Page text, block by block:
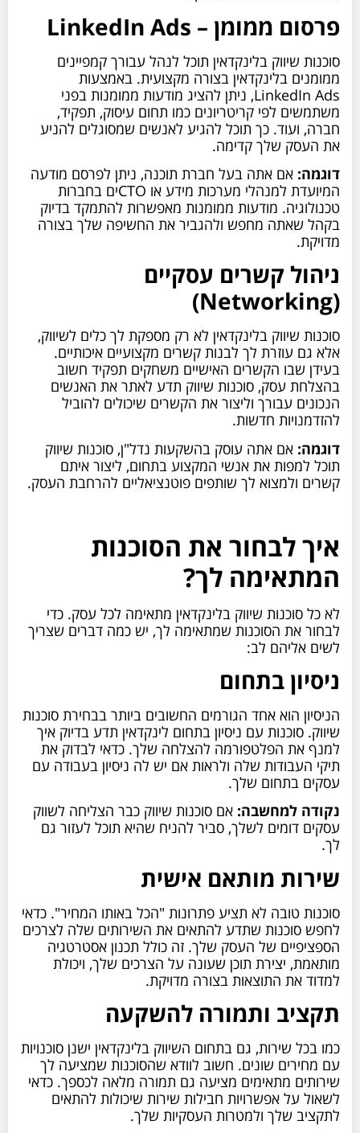
פרסום ממומן – LinkedIn Ads
סוכנות שיווק בלינקדאין תוכל לנהל עבורך קמפיינים
ממומנים בלינקדאין בצורה מקצועית. באמצעות
LinkedIn Ads, ניתן להציג מודעות ממומנות בפני
משתמשים לפי קריטריונים כמו תחום עיסוק, תפקיד,
חברה, ועוד. כך תוכל להגיע לאנשים שמסוגלים להניע
את העסק שלך קדימה.
דוגמה:אם אתה בעל חברת תוכנה, ניתן לפרסם מודעה
המיועדת למנהלי מערכות מידע או CTOים בחברות
טכנולוגיה. מודעות ממומנות מאפשרות להתמקד בדיוק
בקהל שאתה מחפש ולהגביר את החשיפה שלך בצורה
מדויקת.
ניהול קשרים עסקיים
סוכנות שיווק בלינקדאין לא רק מספקת לך כלים לשיווק,
אלא גם עוזרת לך לבנות קשרים מקצועיים איכותיים.
בעידן שבו הקשרים האישיים משחקים תפקיד חשוב
בהצלחת עסק, סוכנות שיווק תדע לאתר את האנשים
הנכונים עבורך וליצור את הקשרים שיכולים להוביל
להזדמנויות חדשות.
דוגמה:אם אתה עוסק בהשקעות נדל"ן, סוכנות שיווק
תוכל למפות את אנשי המקצוע בתחום, ליצור איתם
קשרים ולמצוא לך שותפים פוטנציאליים להרחבת העסק.
איך לבחור את הסוכנות
המתאימה לך?
לא כל סוכנות שיווק בלינקדאין מתאימה לכל עסק. כדי
לבחור את הסוכנות שמתאימה לך, יש כמה דברים שצריך
לשים אליהם לב:
ניסיון בתחום
הניסיון הוא אחד הגורמים החשובים ביותר בבחירת סוכנות
שיווק. סוכנות עם ניסיון בתחום לינקדאין תדע בדיוק איך
למנף את הפלטפורמה להצלחה שלך. כדאי לבדוק את
תיקי העבודות שלה ולראות אם יש לה ניסיון בעבודה עם
עסקים בתחום שלך.
נקודה למחשבה:אם סוכנות שיווק כבר הצליחה לשווק
עסקים דומים לשלך, סביר להניח שהיא תוכל לעזור גם
לך.
שירות מותאם אישית
סוכנות טובה לא תציע פתרונות "הכל באותו המחיר". כדאי
לחפש סוכנות שתדע להתאים את השירותים שלה לצרכים
הספציפיים של העסק שלך. זה כולל תכנון אסטרטגיה
מותאמת, יצירת תוכן שעונה על הצרכים שלך, ויכולת
למדוד את התוצאות בצורה מדויקת.
תקציב ותמורה להשקעה
כמו בכל שירות, גם בתחום השיווק בלינקדאין ישנן סוכנויות
עם מחירים שונים. חשוב לוודא שהסוכנות שמציעה לך
שירותים מתאימים מציעה גם תמורה מלאה לכספך. כדאי
לשאול על אפשרויות חבילות שירות שיכולות להתאים
לתקציב שלך ולמטרות העסקיות שלך.